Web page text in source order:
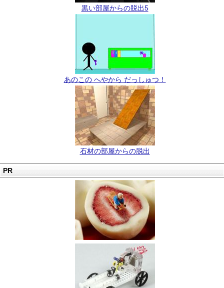
黒い部屋からの脱出5
あのこの へやから だっしゅつ！
石材の部屋からの脱出
PR